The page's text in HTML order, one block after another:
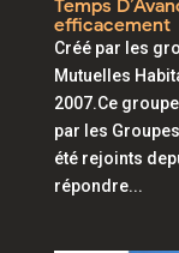
Temps
efficacement
Créé par les
Mutuelles
2007.Ce
par les Groupes
été rejoints
répondre...